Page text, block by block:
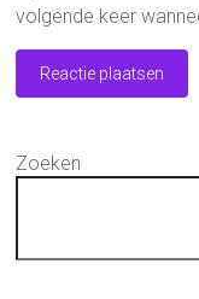
volgende keer
Zoeken